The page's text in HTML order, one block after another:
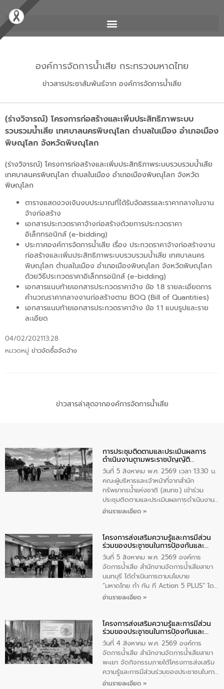
องค์การจัดการน้ำเสีย กระทรวงมหาดไทย
ข่าวสารประชาสัมพันธ์จาก องค์การจัดการน้ำเสีย
(ร่างวิจารณ์) โครงการก่อสร้างและเพิ่มประสิทธิภาพระบบ
รวบรวมน้ำเสีย เทศบาลนครพิษณุโลก ตำบลในเมือง อำเภอเมือง
พิษณุโลก จังหวัดพิษณุโลก
(ร่างวิจารณ์) โครงการก่อสร้างและเพิ่มประสิทธิภาพระบบรวบรวมน้ำเสีย
เทศบาลนครพิษณุโลก ตำบลในเมือง อำเภอเมืองพิษณุโลก จังหวัด
พิษณุโลก
ตารางแสดงวงเงินงบประมาณที่ได้รับจัดสรรและราคากลางในงาน
จ้างก่อสร้าง
เอกสารประกวดราคาจ้างก่อสร้างด้วยการประกวดราคา
อิเล็กทรอนิกส์ (e-bidding)
ประกาศองค์การจัดการน้ำเสีย เรื่อง ประกวดราคาจ้างก่อสร้างงาน
ก่อสร้างและเพิ่มประสิทธิภาพระบบรวบรวมน้ำเสีย เทศบาลนคร
พิษณุโลก ตำบลในเมือง อำเภอเมืองพิษณุโลก จังหวัดพิษณุโลก
ด้วยวิธีประกวดราคาอิเล็กทรอนิกส์ (e-bidding)
เอกสารแนบท้ายเอกสารประกวดราคาจ้าง ข้อ 1.8 รายละเอียดการ
คำนวณราคากลางงานก่อสร้างตาม BOQ (Bill of Quantities)
เอกสารแนบท้ายเอกสารประกวดราคาจ้าง ข้อ 1.1 แบบรูปและราย
ละเอียด
04/02/202113:28
หมวดหมู่ ข่าวจัดซื้อจัดจ้าง
ข่าวสารล่าสุดจากองค์การจัดการน้ำเสีย
การประชุมติดตามและประเมินผลการ
ดำเนินงานตามพระราชบัญญัติ
ทรัพยากรน้ำ พ.ศ. 2561 ประจำ
ปีงบประมาณ พ.ศ. 2569
วันที่ 5 สิงหาคม พ.ศ. 2569 เวลา 13.30 น.
คณะผู้บริหารและเจ้าหน้าที่จากสำนัก
ทรัพยากรน้ำแห่งชาติ (สนทช.) เข้าร่วม
ประชุมติดตามและประเมินผลการดำเนินงาน
ตามพระราชบัญญัติทรัพยากรน้ำ พ.ศ. 2561
วัดสิงห์ จังหวัดชัยนาท โดยมีนายแสงชัย
สุขชื่น นายกเทศมนตรีตำบลวัดสิงห์ คณะผู้
บริหารเทศบาลตำบลวัดสิงห์ ผู้นำชุมชน และ
ประชาชนในพื้นที่เทศบาลตำบลวัดสิงก์ที่มี
ส่วนได้ส่วนเสียในโครงก่อสร้างศูนย์บริหาร
จัดการคุณภาพน้ำเทศบาลตำบลวัดสิงห์
จังหวัดชัยนาท ให้การต้อนรับ
อ่านรายละเอียด »
โครงการส่งเสริมความรู้และการมีส่วน
ร่วมของประชาชนในการป้องกันและ
แก้ไขปัญหาน้ำเสียอย่างยั่งยืน
วันที่ 5 สิงหาคม พ.ศ. 2569 องค์การ
จัดการน้ำเสีย สำนักงานจัดการน้ำเสียสาขา
นนทบุรี ได้ดำเนินการตามนโยบาย
“มหาดไทย ทำ ทัน ที Action 5 PLUS” โดย
จัดโครงการส่งเสริมความรู้และการมีส่วน
“ชุมชนร่วมใจ น้ำใสยั่งยืน” ได้บรรยายให้
ความรู้เกี่ยวกับการจัดการน้ำเสียและการใช้
ถังดักไขมันให้แก่นักเรียนโรงเรียนวัดบ่อ
(นันทวิทยา) เทศบาลนครปากเกร็ด อำเภอ
ปากเกร็ด จังหวัดนนทบุรี จำนวน 30 คน
อ่านรายละเอียด »
โครงการส่งเสริมความรู้และการมีส่วน
ร่วมของประชาชนในการป้องกันและ
แก้ไขปัญหาน้ำเสียอย่างยั่งยืน
วันที่ 4 สิงหาคม พ.ศ. 2569 องค์การ
จัดการน้ำเสีย สำนักงานจัดการน้ำเสียสาขา
พะเยา จัดกิจกรรมภายใต้โครงการส่งเสริม
ความรู้และการมีส่วนร่วมของประชาชนในการ
ป้องกันและแก้ไขปัญหาน้ำเสียอย่างยั่งยืน
อ่านรายละเอียด »